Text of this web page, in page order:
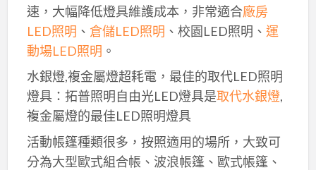
速，大幅降低燈具維護成本，非常適合廠房
LED照明 、 倉儲LED照明 、校園LED照明、 運
動場LED照明 。
水銀燈,複金屬燈超耗電，最佳的取代LED照明
燈具：拓普照明自由光LED燈具是取代水銀燈,
複金屬燈的最佳LED照明燈具
活動帳篷種類很多，按照適用的場所，大致可
分為大型歐式組合帳、波浪帳篷、歐式帳篷、